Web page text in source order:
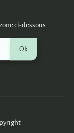
ci-dessous.
Ok